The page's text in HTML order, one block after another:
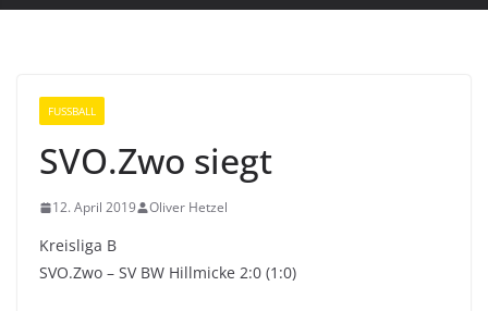
FUSSBALL
SVO.Zwo siegt
12. April 2019 Oliver Hetzel
Kreisliga B
SVO.Zwo – SV BW Hillmicke 2:0 (1:0)